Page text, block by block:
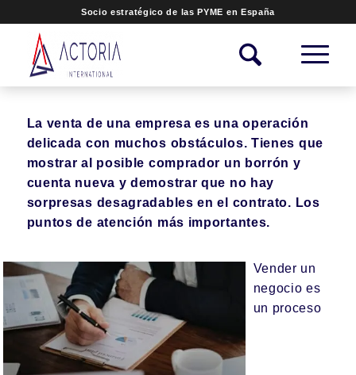
Socio estratégico de las PYME en España
La venta de una empresa es una operación
delicada con muchos obstáculos. Tienes que
mostrar al posible comprador un borrón y
cuenta nueva y demostrar que no hay
sorpresas desagradables en el contrato. Los
puntos de atención más importantes.
Vender un
negocio es
un proceso